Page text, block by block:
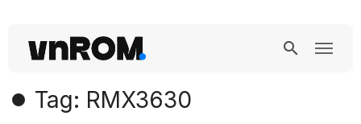
Tag: RMX3630